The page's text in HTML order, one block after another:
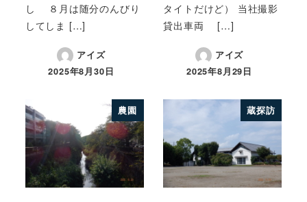
し ８月は随分のんびり
してしま […]
アイズ
2025年8月30日
タイトだけど） 当社撮影
貸出車両 […]
アイズ
2025年8月29日
農園 蔵探訪